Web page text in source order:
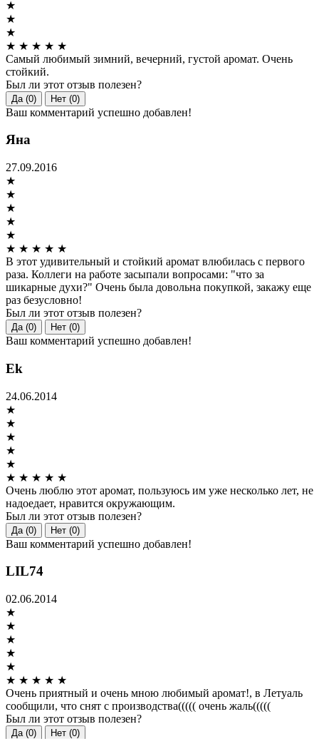
★
★
★
★ ★ ★ ★ ★
Самый любимый зимний, вечерний, густой аромат. Очень
стойкий.
Был ли этот отзыв полезен?
Да (0) Нет (0)
Ваш комментарий успешно добавлен!
Яна
27.09.2016
★
★
★
★
★
★ ★ ★ ★ ★
В этот удивительный и стойкий аромат влюбилась с первого
раза. Коллеги на работе засыпали вопросами: "что за
шикарные духи?" Очень была довольна покупкой, закажу еще
раз безусловно!
Был ли этот отзыв полезен?
Да (0) Нет (0)
Ваш комментарий успешно добавлен!
Ek
24.06.2014
★
★
★
★
★
★ ★ ★ ★ ★
Очень люблю этот аромат, пользуюсь им уже несколько лет, не
надоедает, нравится окружающим.
Был ли этот отзыв полезен?
Да (0) Нет (0)
Ваш комментарий успешно добавлен!
LIL74
02.06.2014
★
★
★
★
★
★ ★ ★ ★ ★
Очень приятный и очень мною любимый аромат!, в Летуаль
сообщили, что снят с производства((((( очень жаль(((((
Был ли этот отзыв полезен?
Да (0) Нет (0)